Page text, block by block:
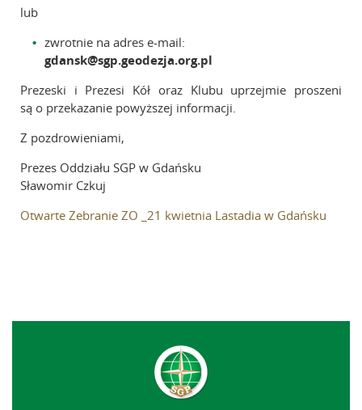
lub
zwrotnie na adres e-mail:
gdansk@sgp.geodezja.org.pl
Prezeski i Prezesi Kół oraz Klubu uprzejmie proszeni
są o przekazanie powyższej informacji.
Z pozdrowieniami,
Prezes Oddziału SGP w Gdańsku
Sławomir Czkuj
Otwarte Zebranie ZO _21 kwietnia Lastadia w Gdańsku